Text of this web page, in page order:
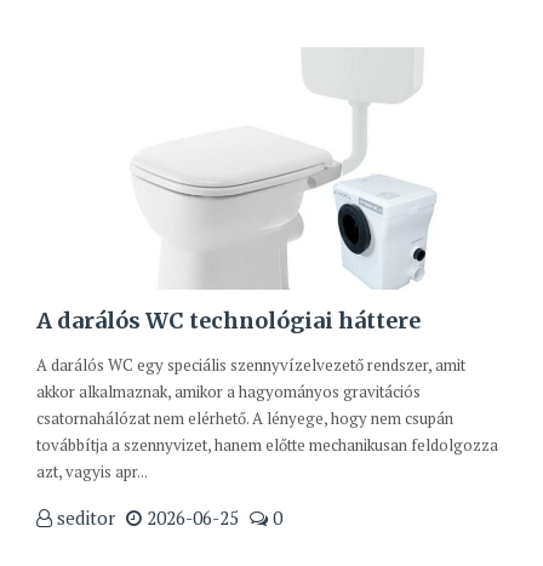
A darálós WC technológiai háttere
A darálós WC egy speciális szennyvízelvezető rendszer, amit
akkor alkalmaznak, amikor a hagyományos gravitációs
csatornahálózat nem elérhető. A lényege, hogy nem csupán
továbbítja a szennyvizet, hanem előtte mechanikusan feldolgozza
azt, vagyis apr...
seditor 2026-06-25 0